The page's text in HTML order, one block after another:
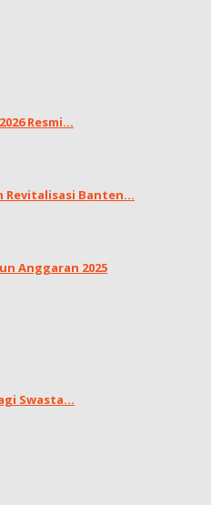
Resmi...
Revitalisasi Banten...
Anggaran 2025
Swasta...